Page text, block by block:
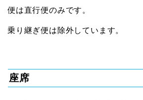
便は直行便のみです。
乗り継ぎ便は除外しています。
座席